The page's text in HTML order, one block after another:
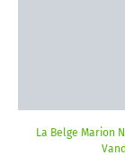
La Belge Marion